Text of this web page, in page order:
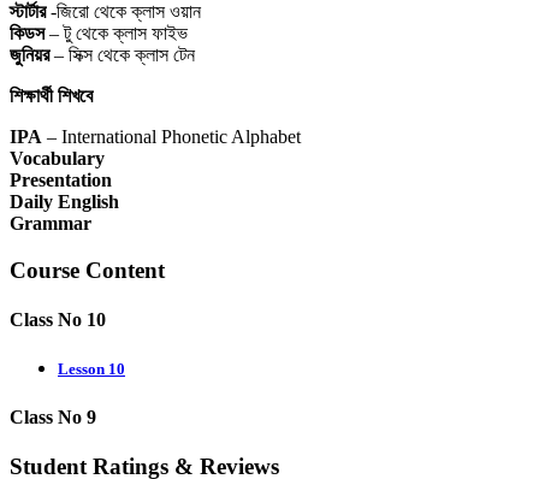
স্টার্টার-জিরো থেকে ক্লাস ওয়ান
কিডস– টু থেকে ক্লাস ফাইভ
জুনিয়র– সিক্স থেকে ক্লাস টেন
শিক্ষার্থী শিখবে
IPA – International Phonetic Alphabet
Vocabulary
Presentation
Daily English
Grammar
Course Content
Class No 10
Lesson 10
Class No 9
Student Ratings & Reviews